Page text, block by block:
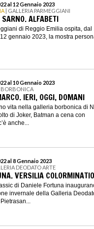
al 12 Gennaio 2023
| GALLERIA PARMEGGIANI
ALFABETI
di Reggio Emilia ospita, dal
gennaio 2023, la mostra
al 10 Gennaio 2023
BORBONICA
IERI, OGGI, DOMANI
vita nella galleria borbonica di
di Joker, Batman a cena con
anche...
al 8 Gennaio 2023
DEODATO ARTE
VERSILIA
di Daniele Fortuna
invernale della Galleria